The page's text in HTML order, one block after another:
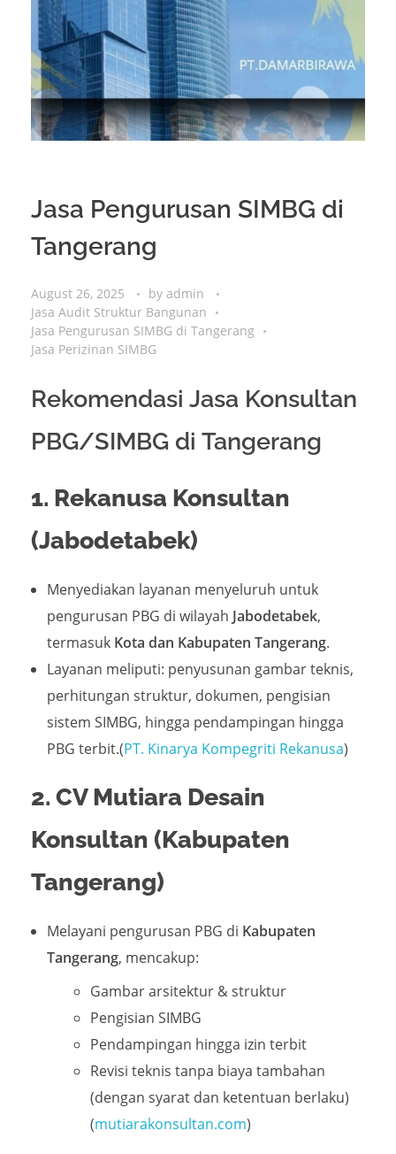
Jasa Pengurusan SIMBG di
Tangerang
August 26, 2025 by admin
Jasa Audit Struktur Bangunan
Jasa Pengurusan SIMBG di Tangerang
Jasa Perizinan SIMBG
Rekomendasi Jasa Konsultan
PBG/SIMBG di Tangerang
1. Rekanusa Konsultan
(Jabodetabek)
Menyediakan layanan menyeluruh untuk
pengurusan PBG di wilayah Jabodetabek,
termasuk Kota dan Kabupaten Tangerang.
Layanan meliputi: penyusunan gambar teknis,
perhitungan struktur, dokumen, pengisian
sistem SIMBG, hingga pendampingan hingga
PBG terbit.(PT. Kinarya Kompegriti Rekanusa)
2. CV Mutiara Desain
Konsultan (Kabupaten
Tangerang)
Melayani pengurusan PBG di Kabupaten
Tangerang, mencakup:
Gambar arsitektur & struktur
Pengisian SIMBG
Pendampingan hingga izin terbit
Revisi teknis tanpa biaya tambahan
(dengan syarat dan ketentuan berlaku)
(mutiarakonsultan.com)